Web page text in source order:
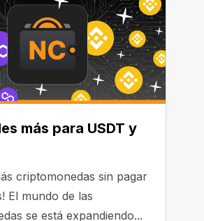
más para USDT y
criptomonedas sin pagar
El mundo de las
se está expandiendo...